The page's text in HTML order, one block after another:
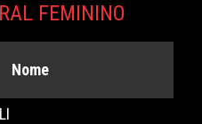
FEMININO
Nome